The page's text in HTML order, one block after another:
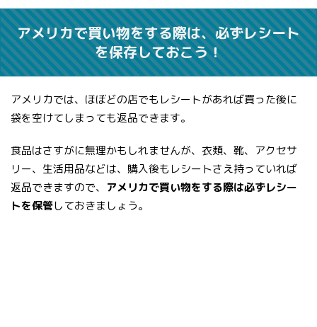
アメリカで買い物をする際は、必ずレシート
を保存しておこう！
アメリカでは、ほぼどの店でもレシートがあれば買った後に
袋を空けてしまっても返品できます。
食品はさすがに無理かもしれませんが、衣類、靴、アクセサ
リー、生活用品などは、購入後もレシートさえ持っていれば
返品できますので、 アメリカで買い物をする際は必ずレシー
トを保管しておきましょう。